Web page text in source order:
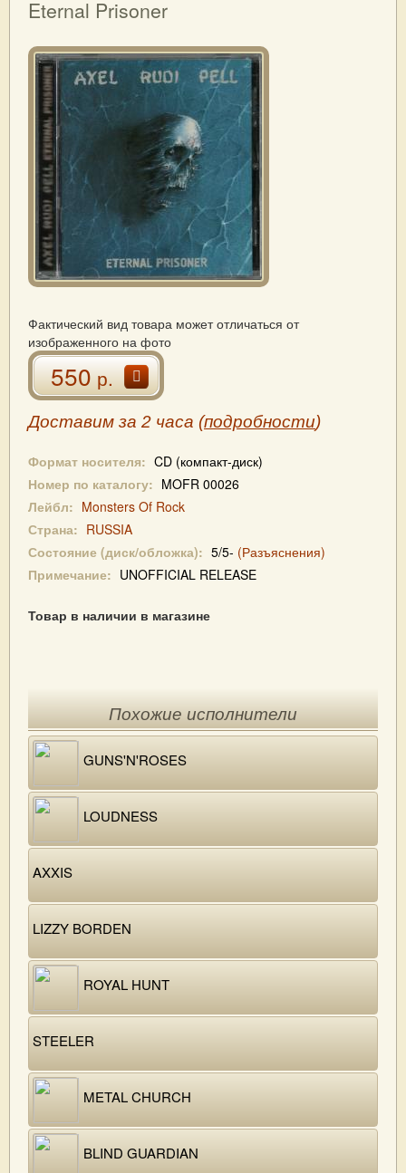
Eternal Prisoner
Фактический вид товара может отличаться от
изображенного на фото
550р.
Доставим за 2 часа (подробности)
Формат носителя: CD (компакт-диск)
Номер по каталогу: MOFR 00026
Лейбл: Monsters Of Rock
Страна: RUSSIA
Состояние (диск/обложка): 5/5- (Разъяснения)
Примечание: UNOFFICIAL RELEASE
Товар в наличии в магазине
Похожие исполнители
GUNS'N'ROSES
LOUDNESS
AXXIS
LIZZY BORDEN
ROYAL HUNT
STEELER
METAL CHURCH
BLIND GUARDIAN